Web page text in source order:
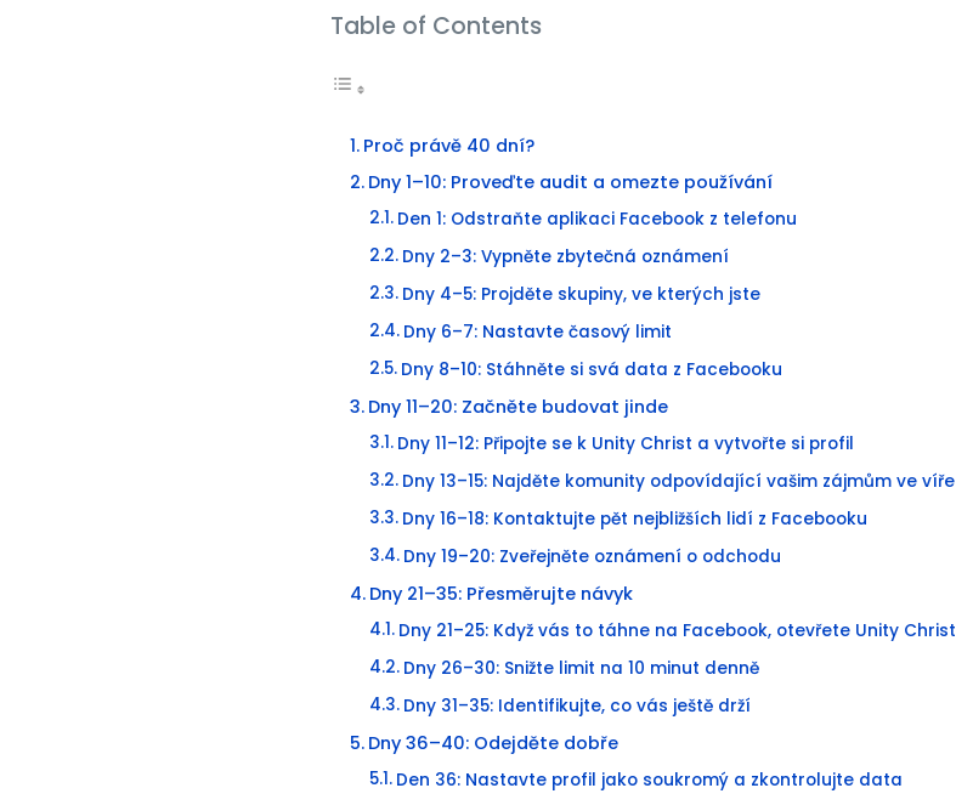
Table of Contents
Proč právě 40 dní?
Dny 1–10: Proveďte audit a omezte používání
Den 1: Odstraňte aplikaci Facebook z telefonu
Dny 2–3: Vypněte zbytečná oznámení
Dny 4–5: Projděte skupiny, ve kterých jste
Dny 6–7: Nastavte časový limit
Dny 8–10: Stáhněte si svá data z Facebooku
Dny 11–20: Začněte budovat jinde
Dny 11–12: Připojte se k Unity Christ a vytvořte si profil
Dny 13–15: Najděte komunity odpovídající vašim zájmům ve víře
Dny 16–18: Kontaktujte pět nejbližších lidí z Facebooku
Dny 19–20: Zveřejněte oznámení o odchodu
Dny 21–35: Přesměrujte návyk
Dny 21–25: Když vás to táhne na Facebook, otevřete Unity Christ
Dny 26–30: Snižte limit na 10 minut denně
Dny 31–35: Identifikujte, co vás ještě drží
Dny 36–40: Odejděte dobře
Den 36: Nastavte profil jako soukromý a zkontrolujte data